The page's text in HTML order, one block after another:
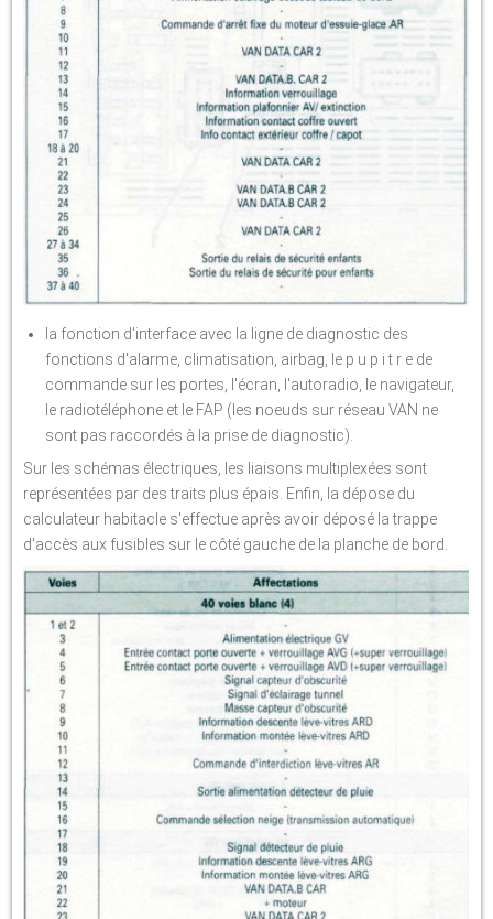
la fonction d'interface avec la ligne de diagnostic des
fonctions d'alarme, climatisation, airbag, le p u p i t r e de
commande sur les portes, l'écran, l'autoradio, le navigateur,
le radiotéléphone et le FAP (les noeuds sur réseau VAN ne
sont pas raccordés à la prise de diagnostic).
Sur les schémas électriques, les liaisons multiplexées sont
représentées par des traits plus épais. Enfin, la dépose du
calculateur habitacle s'effectue après avoir déposé la trappe
d'accès aux fusibles sur le côté gauche de la planche de bord.